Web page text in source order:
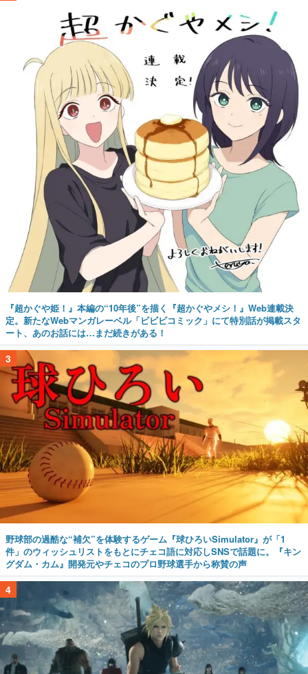
『超かぐや姫！』本編の“10年後”を描く『超かぐやメシ！』Web連載決
定。新たなWebマンガレーベル「ビビビコミック」にて特別話が掲載スタ
ート、あのお話には…まだ続きがある！
3
野球部の過酷な“補欠”を体験するゲーム『球ひろいSimulator』が「1
件」のウィッシュリストをもとにチェコ語に対応しSNSで話題に。『キン
グダム・カム』開発元やチェコのプロ野球選手から称賛の声
4